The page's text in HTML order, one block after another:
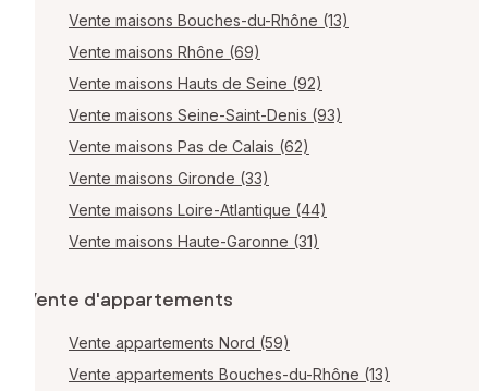
Vente maisons Bouches-du-Rhône (13)
Vente maisons Rhône (69)
Vente maisons Hauts de Seine (92)
Vente maisons Seine-Saint-Denis (93)
Vente maisons Pas de Calais (62)
Vente maisons Gironde (33)
Vente maisons Loire-Atlantique (44)
Vente maisons Haute-Garonne (31)
Vente d'appartements
Vente appartements Nord (59)
Vente appartements Bouches-du-Rhône (13)